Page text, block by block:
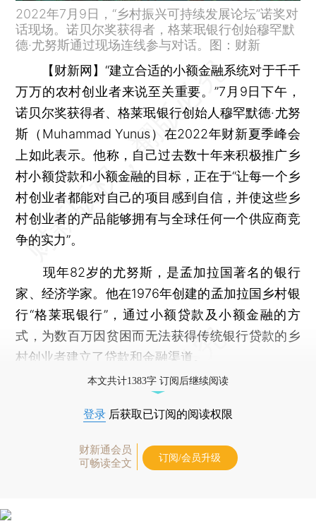
2022年7月9日，“乡村振兴可持续发展论坛”诺奖对
话现场。诺贝尔奖获得者，格莱珉银行创始穆罕默
德·尤努斯通过现场连线参与对话。图：财新
【财新网】 “建立合适的小额金融系统对于千千
万万的农村创业者来说至关重要。”7月9日下午，
诺贝尔奖获得者、格莱珉银行创始人穆罕默德·尤努
斯（Muhammad Yunus）在2022年财新夏季峰会
上如此表示。他称，自己过去数十年来积极推广乡
村小额贷款和小额金融的目标，正在于“让每一个乡
村创业者都能对自己的项目感到自信，并使这些乡
村创业者的产品能够拥有与全球任何一个供应商竞
争的实力”。
现年82岁的尤努斯，是孟加拉国著名的银行
家、经济学家。他在1976年创建的孟加拉国乡村银
行“格莱珉银行”，通过小额贷款及小额金融的方
式，为数百万因贫困而无法获得传统银行贷款的乡
村创业者建立了贷款和金融渠道。
本文共计1383字 订阅后继续阅读
登录 后获取已订阅的阅读权限
财新通会员
可畅读全文
订阅/会员升级